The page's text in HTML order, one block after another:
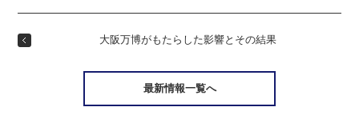
大阪万博がもたらした影響とその結果
最新情報一覧へ